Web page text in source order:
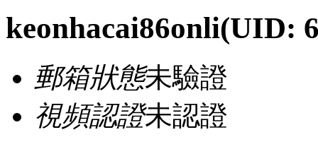
keonhacai86onli(UID:
郵箱狀態未驗證
視頻認證未認證